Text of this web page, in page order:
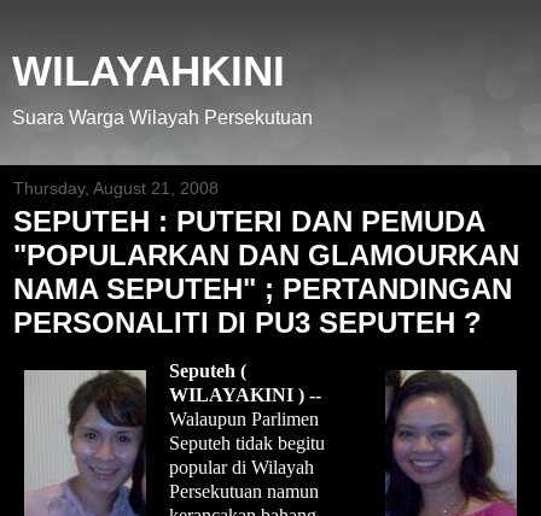
WILAYAHKINI
Suara Warga Wilayah Persekutuan
Thursday, August 21, 2008
SEPUTEH : PUTERI DAN PEMUDA
"POPULARKAN DAN GLAMOURKAN
NAMA SEPUTEH" ; PERTANDINGAN
PERSONALITI DI PU3 SEPUTEH ?
Seputeh (
WILAYAKINI ) --
Walaupun Parlimen
Seputeh tidak begitu
popular di Wilayah
Persekutuan namun